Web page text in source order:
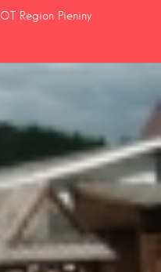
LOT Region Pieniny